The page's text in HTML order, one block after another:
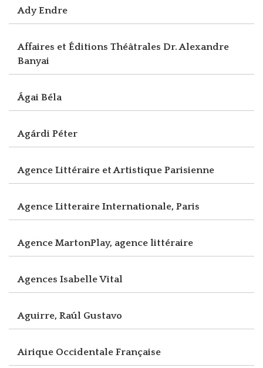
Ady Endre
Affaires et Éditions Théâtrales Dr. Alexandre
Banyai
Ágai Béla
Agárdi Péter
Agence Littéraire et Artistique Parisienne
Agence Litteraire Internationale, Paris
Agence MartonPlay, agence littéraire
Agences Isabelle Vital
Aguirre, Raúl Gustavo
Airique Occidentale Française